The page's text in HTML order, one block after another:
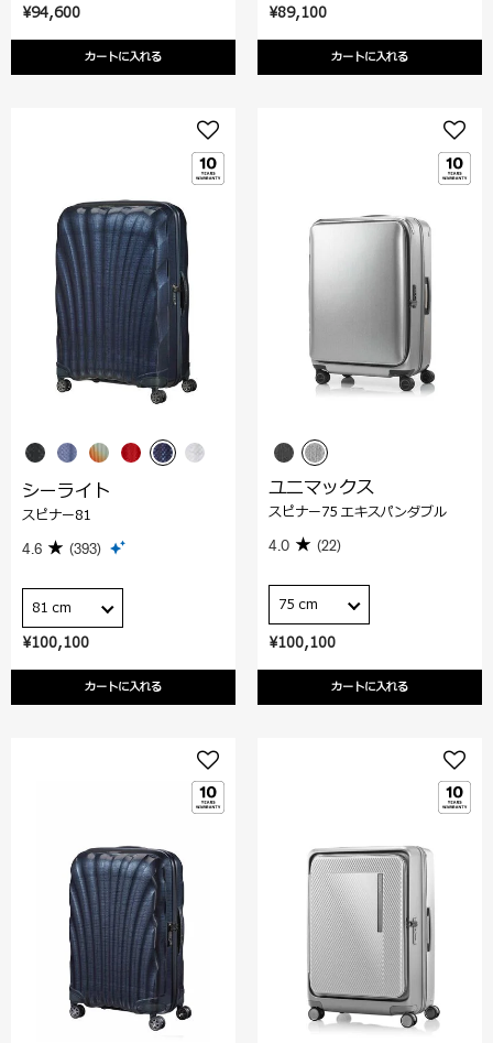
¥94,600
カートに入れる
¥89,100
カートに入れる
¥100,100
カートに入れる
シーライト
スピナー81
4.6 (393)
81 cm
¥100,100
カートに入れる
ユニマックス
スピナー75 エキスパンダブル
4.0 (22)
75 cm